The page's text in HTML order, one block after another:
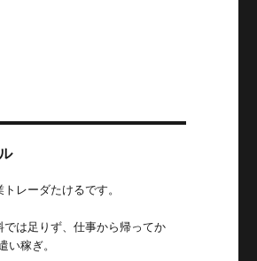
レーダたけるです。
では足りず、仕事から帰ってか
い稼ぎ。